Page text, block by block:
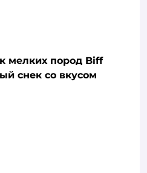
мелких пород Biff
снек со вкусом